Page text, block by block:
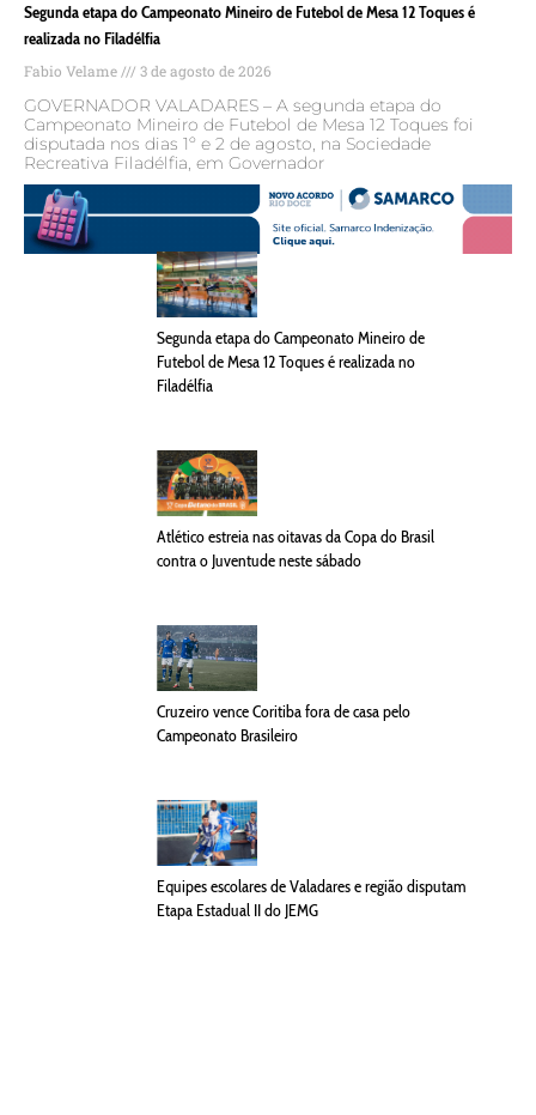
Segunda etapa do Campeonato Mineiro de Futebol de Mesa 12 Toques é
realizada no Filadélfia
Fabio Velame 3 de agosto de 2026
GOVERNADOR VALADARES – A segunda etapa do
Campeonato Mineiro de Futebol de Mesa 12 Toques foi
disputada nos dias 1º e 2 de agosto, na Sociedade
Recreativa Filadélfia, em Governador
Segunda etapa do Campeonato Mineiro de
Futebol de Mesa 12 Toques é realizada no
Filadélfia
Atlético estreia nas oitavas da Copa do Brasil
contra o Juventude neste sábado
Cruzeiro vence Coritiba fora de casa pelo
Campeonato Brasileiro
Equipes escolares de Valadares e região disputam
Etapa Estadual II do JEMG